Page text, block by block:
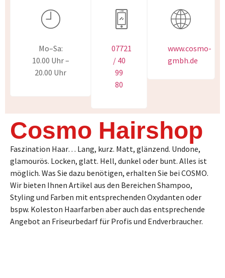
Mo–Sa:
10.00 Uhr –
20.00 Uhr
07721
/ 40
99
80
www.cosmo-
gmbh.de
Cosmo Hairshop
Faszination Haar… Lang, kurz. Matt, glänzend. Undone,
glamourös. Locken, glatt. Hell, dunkel oder bunt. Alles ist
möglich. Was Sie dazu benötigen, erhalten Sie bei COSMO.
Wir bieten Ihnen Artikel aus den Bereichen Shampoo,
Styling und Farben mit entsprechenden Oxydanten oder
bspw. Koleston Haarfarben aber auch das entsprechende
Angebot an Friseurbedarf für Profis und Endverbraucher.